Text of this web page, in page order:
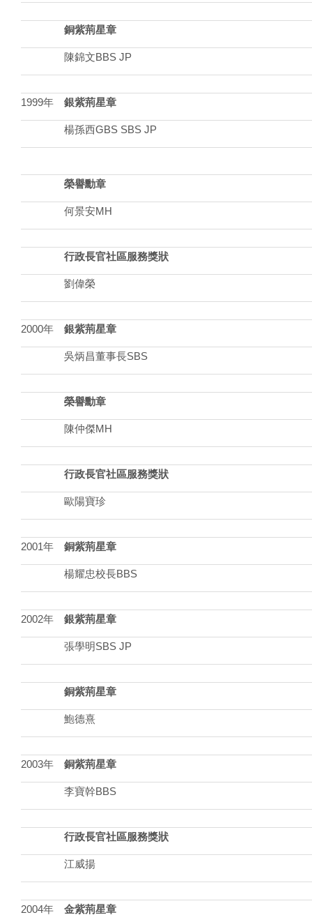
銅紫荊星章
陳錦文BBS JP
1999年 銀紫荊星章
楊孫西GBS SBS JP
榮譽勳章
何景安MH
行政長官社區服務獎狀
劉偉榮
2000年 銀紫荊星章
吳炳昌董事長SBS
榮譽勳章
陳仲傑MH
行政長官社區服務獎狀
歐陽寶珍
2001年 銅紫荊星章
楊耀忠校長BBS
2002年 銀紫荊星章
張學明SBS JP
銅紫荊星章
鮑德熹
2003年 銅紫荊星章
李寶幹BBS
行政長官社區服務獎狀
江威揚
2004年 金紫荊星章